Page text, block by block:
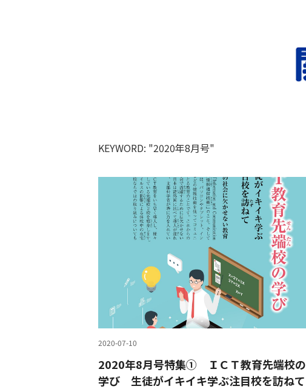
KEYWORD: "2020年8月号"
2020-07-10
2020年8月号特集① ＩＣＴ教育先端校の
学び 生徒がイキイキ学ぶ注目校を訪ねて